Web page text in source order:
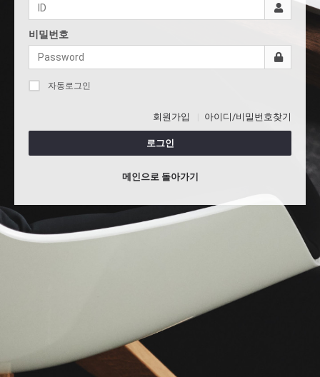
비밀번호
자동로그인
회원가입 아이디/비밀번호찾기
로그인
메인으로 돌아가기